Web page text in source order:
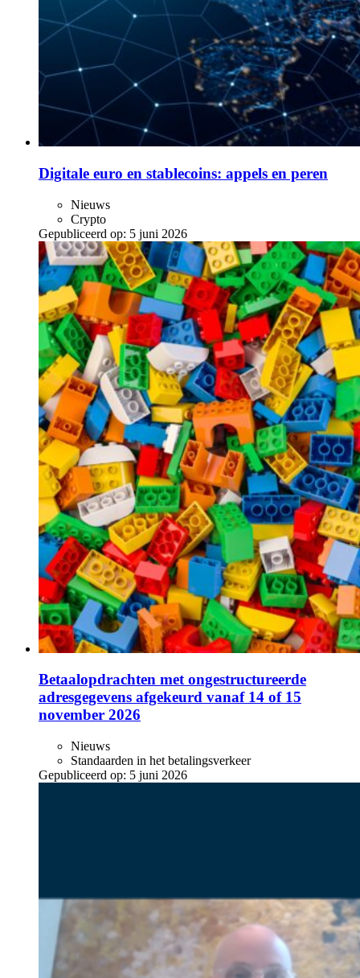
Digitale euro en stablecoins: appels en peren
Nieuws
Crypto
Gepubliceerd op: 5 juni 2026
Betaalopdrachten met ongestructureerde
adresgegevens afgekeurd vanaf 14 of 15
november 2026
Nieuws
Standaarden in het betalingsverkeer
Gepubliceerd op: 5 juni 2026